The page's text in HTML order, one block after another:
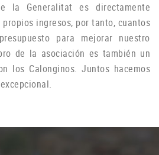
la Generalitat es directamente
ingresos, por tanto, cuantos
para mejorar nuestro
de la asociación es también un
los Calonginos.Juntos hacemos